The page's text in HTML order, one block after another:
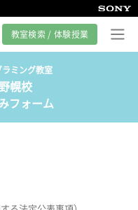
教室検索 / 体験授業
ラミング教室
幌校
フォーム